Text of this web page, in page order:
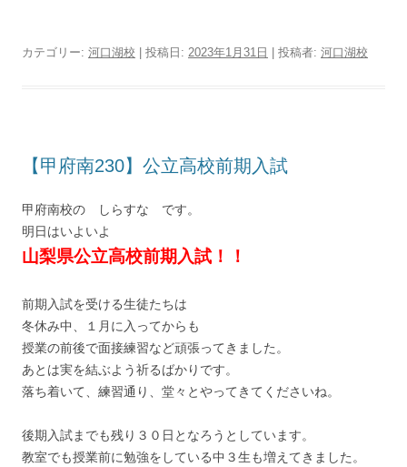
カテゴリー: 河口湖校 | 投稿日: 2023年1月31日 投稿者: 河口湖校
【甲府南230】公立高校前期入試
甲府南校の しらすな です。
明日はいよいよ
山梨県公立高校前期入試！！
前期入試を受ける生徒たちは
冬休み中、１月に入ってからも
授業の前後で面接練習など頑張ってきました。
あとは実を結ぶよう祈るばかりです。
落ち着いて、練習通り、堂々とやってきてくださいね。
後期入試までも残り３０日となろうとしています。
教室でも授業前に勉強をしている中３生も増えてきました。